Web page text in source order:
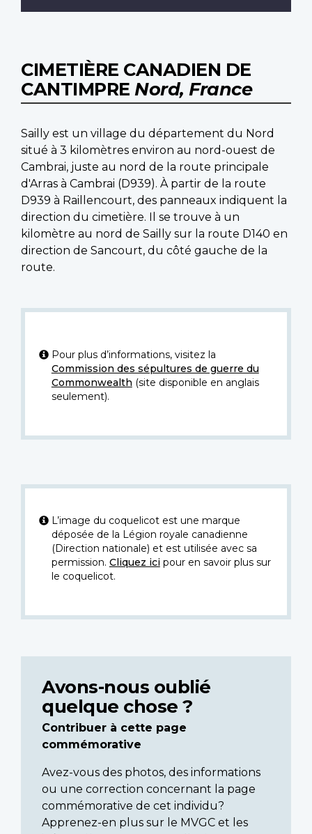
CIMETIÈRE CANADIEN DE
CANTIMPRE Nord, France
Sailly est un village du département du Nord
situé à 3 kilomètres environ au nord-ouest de
Cambrai, juste au nord de la route principale
d'Arras à Cambrai (D939). À partir de la route
D939 à Raillencourt, des panneaux indiquent la
direction du cimetière. Il se trouve à un
kilomètre au nord de Sailly sur la route D140 en
direction de Sancourt, du côté gauche de la
route.
Pour plus d’informations, visitez la
Commission des sépultures de guerre du
Commonwealth (site disponible en anglais
seulement).
L’image du coquelicot est une marque
déposée de la Légion royale canadienne
(Direction nationale) et est utilisée avec sa
permission. Cliquez icipour en savoir plus sur
le coquelicot.
Avons-nous oublié
quelque chose ?
Contribuer à cette page
commémorative
Avez-vous des photos, des informations
ou une correction concernant la page
commémorative de cet individu?
Apprenez-en plus sur le MVGC et les